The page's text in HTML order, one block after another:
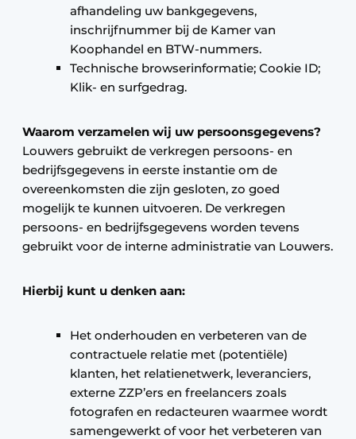
afhandeling uw bankgegevens,
inschrijfnummer bij de Kamer van
Koophandel en BTW-nummers.
Technische browserinformatie; Cookie ID;
Klik- en surfgedrag.
Waarom verzamelen wij uw persoonsgegevens?
Louwers gebruikt de verkregen persoons- en
bedrijfsgegevens in eerste instantie om de
overeenkomsten die zijn gesloten, zo goed
mogelijk te kunnen uitvoeren. De verkregen
persoons- en bedrijfsgegevens worden tevens
gebruikt voor de interne administratie van Louwers.
Hierbij kunt u denken aan:
Het onderhouden en verbeteren van de
contractuele relatie met (potentiële)
klanten, het relatienetwerk, leveranciers,
externe ZZP’ers en freelancers zoals
fotografen en redacteuren waarmee wordt
samengewerkt of voor het verbeteren van